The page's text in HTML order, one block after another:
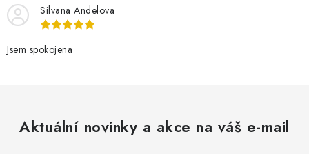
Silvana Andelova
Jsem spokojena
Aktuální novinky a akce na váš e-mail